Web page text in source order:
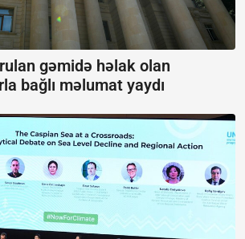
gəmidə həlak olan
bağlı məlumat yaydı